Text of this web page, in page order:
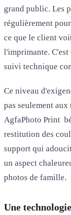
grand public. Les
régulièrement
ce que le client
l'imprimante. C'est
suivi technique
Ce niveau
pas seulement
AgfaPhoto Print
restitution des
support qui
un aspect
photos de famille.
Une